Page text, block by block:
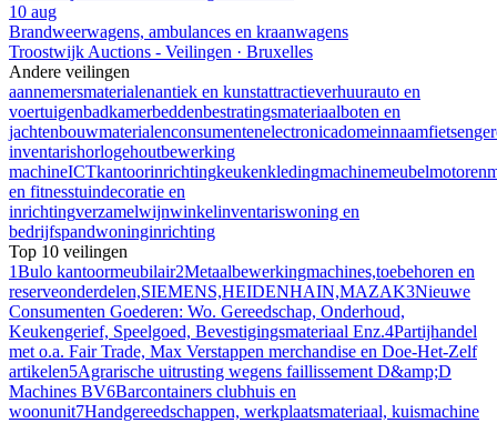
10 aug
Brandweerwagens, ambulances en kraanwagens
Troostwijk Auctions - Veilingen · Bruxelles
Andere veilingen
aannemersmaterialenantiek en kunstattractieverhuurauto en
voertuigenbadkamerbeddenbestratingsmateriaalboten en
jachtenbouwmaterialenconsumentenelectronicadomeinnaamfietsen
inventarishorlogehoutbewerking
machineICTkantoorinrichtingkeukenkledingmachinemeubelmotoren
en fitnesstuindecoratie en
inrichtingverzamelwijnwinkelinventariswoning en
bedrijfspandwoninginrichting
Top 10 veilingen
1Bulo kantoormeubilair2Metaalbewerkingmachines,toebehoren en
reserveonderdelen,SIEMENS,HEIDENHAIN,MAZAK3Nieuwe
Consumenten Goederen: Wo. Gereedschap, Onderhoud,
Keukengerief, Speelgoed, Bevestigingsmateriaal Enz.4Partijhandel
met o.a. Fair Trade, Max Verstappen merchandise en Doe-Het-Zelf
artikelen5Agrarische uitrusting wegens faillissement D&amp;D
Machines BV6Barcontainers clubhuis en
woonunit7Handgereedschappen, werkplaatsmateriaal, kuismachine